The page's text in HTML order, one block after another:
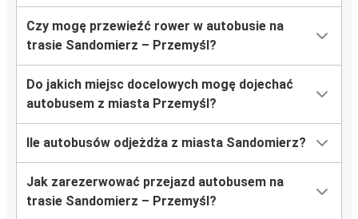
Czy mogę przewieźć rower w autobusie na
trasie Sandomierz – Przemyśl?
Do jakich miejsc docelowych mogę dojechać
autobusem z miasta Przemyśl?
Ile autobusów odjeżdża z miasta Sandomierz?
Jak zarezerwować przejazd autobusem na
trasie Sandomierz – Przemyśl?